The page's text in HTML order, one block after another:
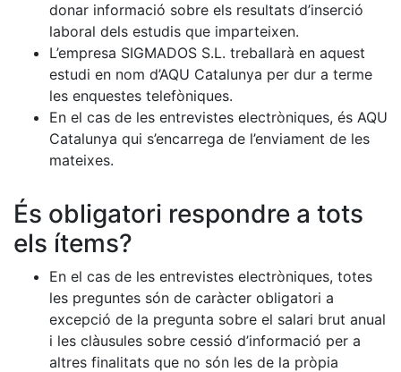
donar informació sobre els resultats d’inserció
laboral dels estudis que imparteixen.
L’empresa SIGMADOS S.L. treballarà en aquest
estudi en nom d’AQU Catalunya per dur a terme
les enquestes telefòniques.
En el cas de les entrevistes electròniques, és AQU
Catalunya qui s’encarrega de l’enviament de les
mateixes.
És obligatori respondre a tots
els ítems?
En el cas de les entrevistes electròniques, totes
les preguntes són de caràcter obligatori a
excepció de la pregunta sobre el salari brut anual
i les clàusules sobre cessió d’informació per a
altres finalitats que no són les de la pròpia